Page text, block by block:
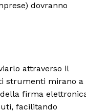
dovranno
attraverso il
strumenti mirano a
firma
facilitando